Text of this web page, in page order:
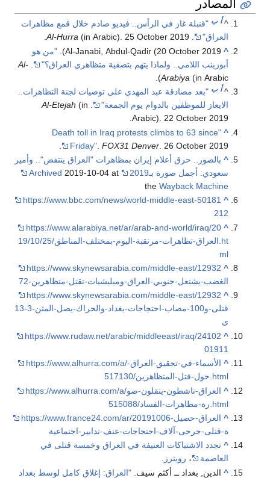
^أ ب "قنبلة غاز في الرأس.. فيديو صادم خلال قمع مظاهرات
العراق"
.
Al-Hurra (in Arabic). 25 October 2019.
^
Al-Janabi, Abdul-Qadir (20 October 2019).
"من هو
أبوزينب اللامي.. ولماذا يتهم بتصفية متظاهري العراق؟"
Al-
Arabiya (in Arabic).
^أ ب "بعد مصادقة عبد المهدي على توصيات لجنة التظاهرات..
الايعاز للموظفين بالدوام يوم الجمعة"
Al-Etejah (in
Arabic). 22 October 2019.
^
"Death toll in Iraq protests climbs to 63 since
Friday" .FOX31 Denver . 26 October 2019.
^ بالصور.. حرق أعلام إيران بمظاهرات "العراق ينتفض".. وأمير
سعودي: أجمل صورة بـ2019
Archived 2019-10-04 at
theWayback Machine
^
https://www.bbc.com/news/world-middle-east-50181
212
^
https://www.alarabiya.net/ar/arab-and-world/iraq/20
19/10/25/العراق-تظاهرات-مرتقبة-اليوم-بمختلف-المناطق.ht
ml
^
https://www.skynewsarabia.com/middle-east/12932
72-الغضب-يشتعل-جنوبي-العراق-وميليشيات-تقتل-متظاهرين
^
https://www.skynewsarabia.com/middle-east/12932
13-3-قتلى-و100-مصاب-احتجاجات-بغداد-والحراك-يصل-المثن
ى
^
https://www.rudaw.net/arabic/middleeast/iraq/24102
01911
^
https://www.alhurra.com/a/الأسماء-في-تحقيق-العراق-
حول-قتل-المتظاهرين/517130.html
^
https://www.alhurra.com/a/العراق-ناشطون-ينقلون-صو
رة-مظاهرات-الفساد/515088.html
^
https://www.france24.com/ar/20191006-العراق-حصيل
ة-قتلى-جرحى-آلاف-احتجاجات-عنف-تدابير-اجتماعية
^ تجدد الاشتباكات العنيفة في العراق وخمسة قتلى في
العاصمة
، رويترز .
^ الدين, بغداد ــ أكثم سيف. "العراق: إغلاق كامل لوسط بغداد